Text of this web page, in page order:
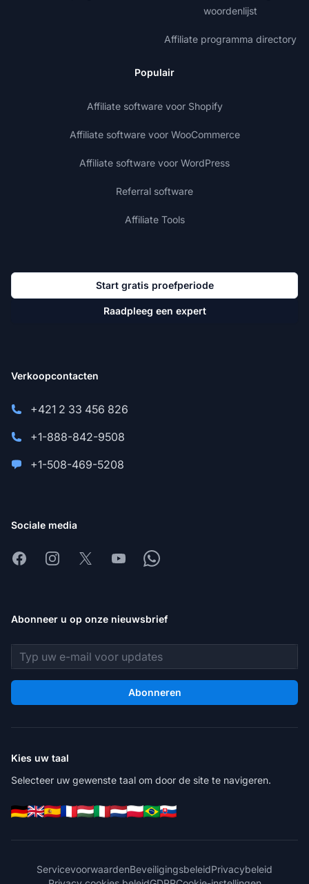
woordenlijst
Affiliate programma directory
Populair
Affiliate software voor Shopify
Affiliate software voor WooCommerce
Affiliate software voor WordPress
Referral software
Affiliate Tools
Start gratis proefperiode
Raadpleeg een expert
Verkoopcontacten
+421 2 33 456 826
+1-888-842-9508
+1-508-469-5208
Sociale media
FacebookInstagram
X YoutubeWhatsapp
Abonneer u op onze nieuwsbrief
E-mailadres
Abonneren
Kies uw taal
Selecteer uw gewenste taal om door de site te navigeren.
ServicevoorwaardenBeveiligingsbeleidPrivacybeleid